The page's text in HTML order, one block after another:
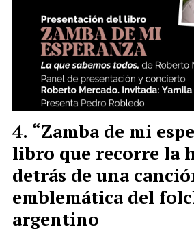
“Zamba de mi
libro que recorre la
detrás de una
emblemática del
argentino